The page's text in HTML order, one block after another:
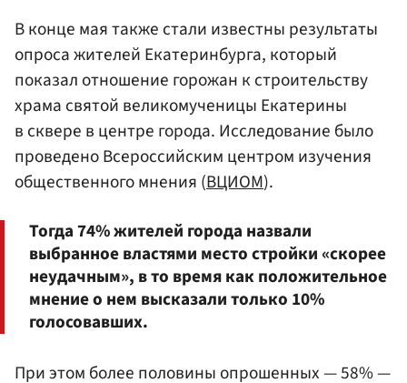
В конце мая также стали известны результаты
опроса жителей Екатеринбурга, который
показал отношение горожан к строительству
храма святой великомученицы Екатерины
в сквере в центре города. Исследование было
проведено Всероссийским центром изучения
общественного мнения (ВЦИОМ).
Тогда 74% жителей города назвали
выбранное властями место стройки «скорее
неудачным», в то время как положительное
мнение о нем высказали только 10%
голосовавших.
При этом более половины опрошенных — 58% —